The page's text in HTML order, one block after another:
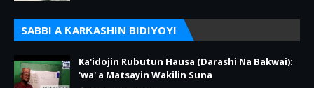
SABBI A ƘARƘASHIN BIDIYOYI
Ka'idojin Rubutun Hausa (Darashi Na Bakwai):
'wa' a Matsayin Wakilin Suna